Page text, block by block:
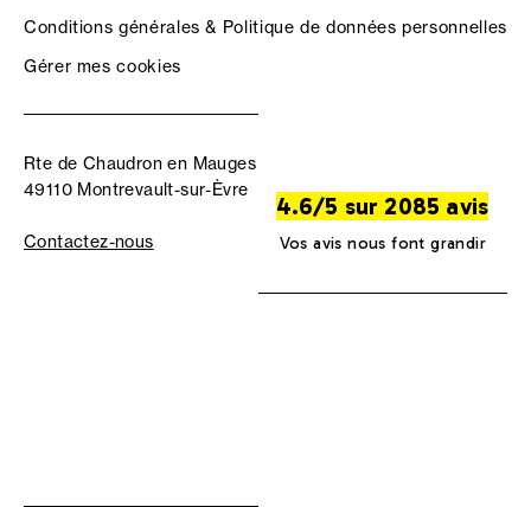
Conditions générales & Politique de données personnelles
Gérer mes cookies
Rte de Chaudron en Mauges
49110 Montrevault-sur-Èvre
Contactez-nous
4.6/5 sur 2085 avis
Vos avis nous font grandir